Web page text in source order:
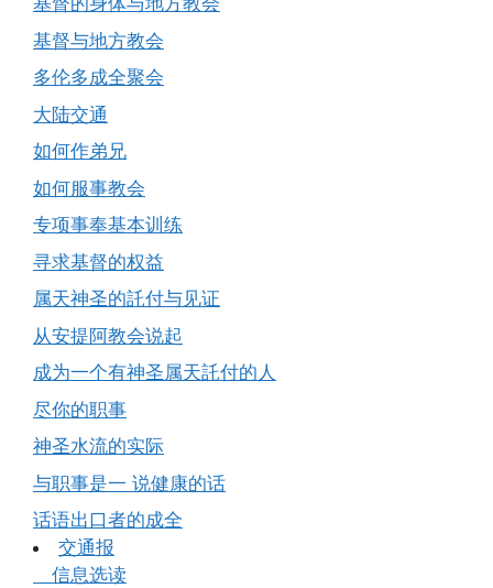
基督与地方教会
多伦多成全聚会
大陆交通
如何作弟兄
如何服事教会
专项事奉基本训练
寻求基督的权益
属天神圣的託付与见证
从安提阿教会说起
成为一个有神圣属天託付的人
尽你的职事
神圣水流的实际
与职事是一 说健康的话
话语出口者的成全
交通报
信息选读